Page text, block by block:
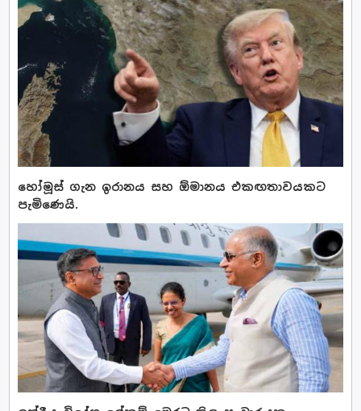
හෝමූස් ගැන ඉරානය සහ ඕමානය එකඟතාවයකට
පැමිණෙයි.